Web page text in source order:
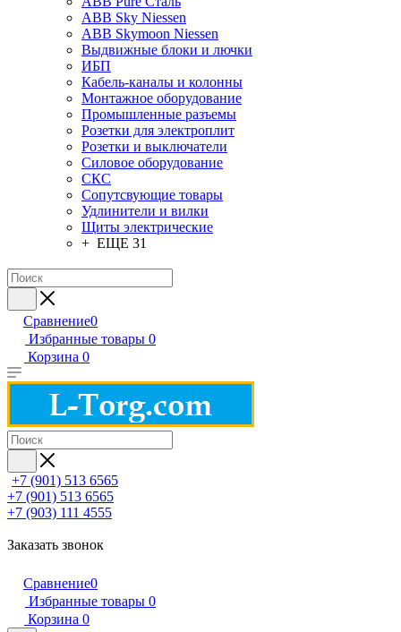
ABB Sky Niessen
ABB Skymoon Niessen
Выдвижные блоки и лючки
ИБП
Кабель-каналы и колонны
Монтажное оборудование
Промышленные разъемы
Розетки для электроплит
Розетки и выключатели
Силовое оборудование
СКС
Сопутсвующие товары
Удлинители и вилки
Щиты электрические
+ ЕЩЕ 31
Сравнение0
Избранные товары 0
Корзина 0
+7 (901) 513 6565
+7 (901) 513 6565
+7 (903) 111 4555
Заказать звонок
Сравнение0
Избранные товары 0
Корзина 0